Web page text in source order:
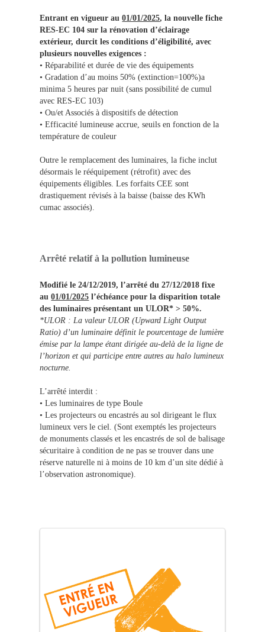
Entrant en vigueur au01/01/2025, la nouvelle fiche
RES-EC 104 sur la rénovation d’éclairage
extérieur, durcit les conditions d’éligibilité, avec
plusieurs nouvelles exigences :
• Réparabilité et durée de vie des équipements
• Gradation d’au moins 50% (extinction=100%)a
minima 5 heures par nuit (sans possibilité de cumul
avec RES-EC 103)
• Ou/et Associés à dispositifs de détection
• Efficacité lumineuse accrue, seuils en fonction de la
température de couleur
Outre le remplacement des luminaires, la fiche inclut
désormais le rééquipement (rétrofit) avec des
équipements éligibles. Les forfaits CEE sont
drastiquement révisés à la baisse (baisse des KWh
cumac associés).
Arrêté relatif à la pollution lumineuse
Modifié le 24/12/2019, l’arrêté du 27/12/2018 fixe
au01/01/2025 l’échéance pour la disparition totale
des luminaires présentant un ULOR* > 50%.
*ULOR : La valeur ULOR (Upward Light Output
Ratio) d’un luminaire définit le pourcentage de lumière
émise par la lampe étant dirigée au-delà de la ligne de
l’horizon et qui participe entre autres au halo lumineux
nocturne.
L’arrêté interdit :
• Les luminaires de type Boule
• Les projecteurs ou encastrés au sol dirigeant le flux
lumineux vers le ciel. (Sont exemptés les projecteurs
de monuments classés et les encastrés de sol de balisage
sécuritaire à condition de ne pas se trouver dans une
réserve naturelle ni à moins de 10 km d’un site dédié à
l’observation astronomique).